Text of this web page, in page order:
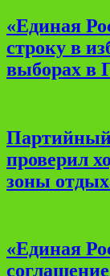
«Единая
строку в
выборах в
Партийный
проверил
зоны
«Единая